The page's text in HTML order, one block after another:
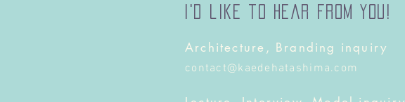
I'd like to hear from you!
Architecture, Branding inquiry
contact@kaedehatashima.com